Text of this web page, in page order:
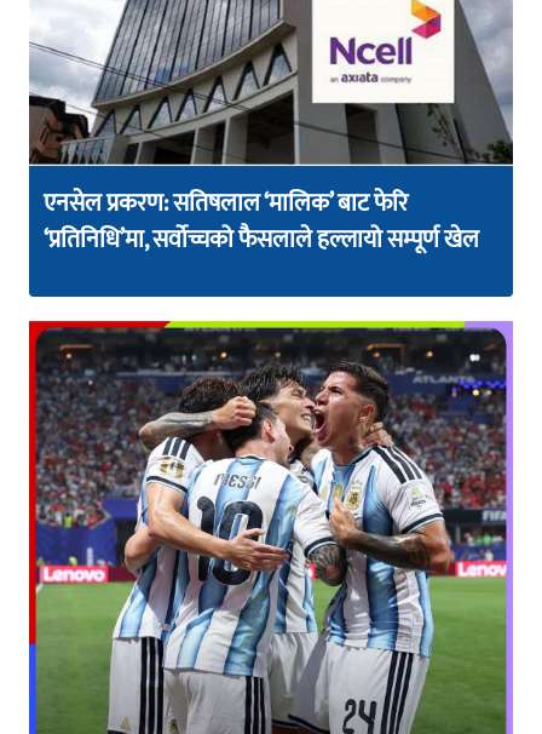
एनसेल प्रकरण: सतिषलाल ‘मालिक’ बाट फेरि
‘प्रतिनिधि’मा, सर्वोच्चको फैसलाले हल्लायो सम्पूर्ण खेल